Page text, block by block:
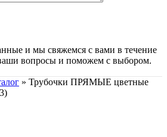
и мы свяжемся с вами в течение
вопросы и поможем с выбором.
» Трубочки ПРЯМЫЕ цветные